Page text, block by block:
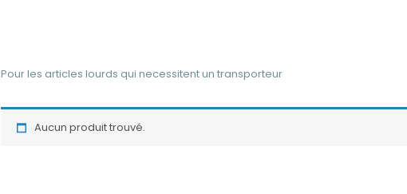
Pour les articles lourds qui necessitent un transporteur
Aucun produit trouvé.